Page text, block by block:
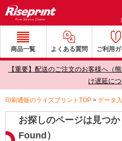
商品一覧 よくある質問 ご利用
【重要】配送のご注文のお客様へ（
け遅延につ
印刷通販のライズプリントTOP > データ
お探しのページは見つ
Found）